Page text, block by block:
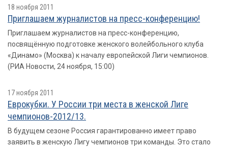
18 ноября 2011
Приглашаем журналистов на пресс-конференцию!
Приглашаем журналистов на пресс-конференцию,
посвящённую подготовке женского волейбольного клуба
«Динамо» (Москва) к началу европейской Лиги чемпионов.
(РИА Новости, 24 ноября, 15:00)
17 ноября 2011
Еврокубки. У России три места в женской Лиге
чемпионов-2012/13.
В будущем сезоне Россия гарантированно имеет право
заявить в женскую Лигу чемпионов три команды. Это стало